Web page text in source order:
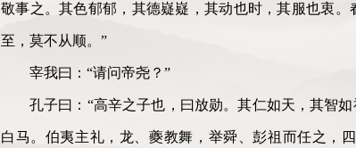
敬事之。其色郁郁，其德嶷嶷，其动也时，其服也衷
至，莫不从顺。”
宰我曰：“请问帝尧？”
孔子曰：“高辛之子也，曰放勋。其仁如天，其智
白马。伯夷主礼，龙、夔教舞，举舜、彭祖而任之，